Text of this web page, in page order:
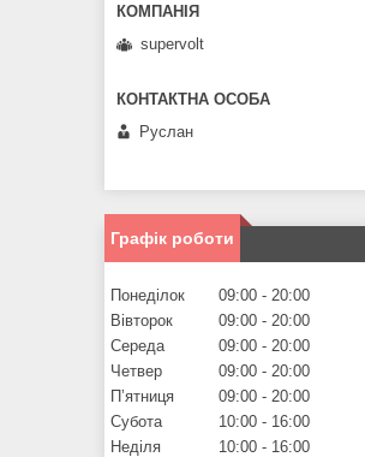
supervolt
Руслан
Графік роботи
Понеділок 09:00
20:00
Вівторок
09:00
20:00
Середа
09:00
20:00
Четвер
09:00
20:00
Пʼятниця
09:00
20:00
Субота
10:00
16:00
Неділя
10:00 16:00